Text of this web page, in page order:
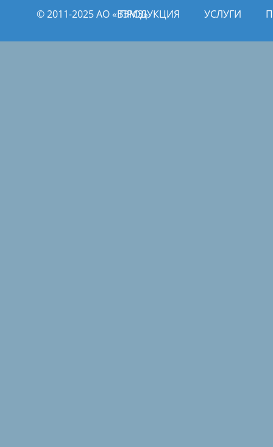
© 2011­­-2025 АО «ВЭМЗ»ПРОДУКЦИЯ УСЛУГИ